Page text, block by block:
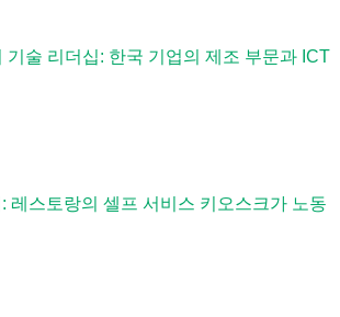
기술 리더십: 한국 기업의 제조 부문과 ICT
레스토랑의 셀프 서비스 키오스크가 노동